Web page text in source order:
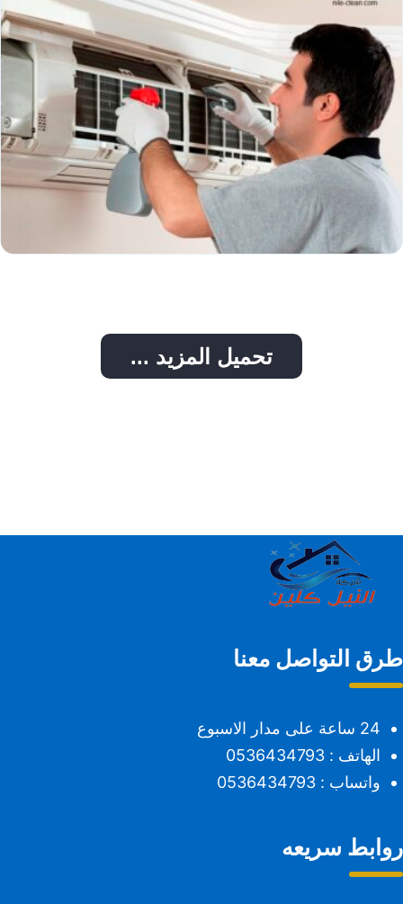
شركة تنظيف مكيفات بالدمام
تحميل المزيد ...
طرق التواصل معنا
24 ساعة على مدار الاسبوع
الهاتف : 0536434793
واتساب : 0536434793
روابط سريعه